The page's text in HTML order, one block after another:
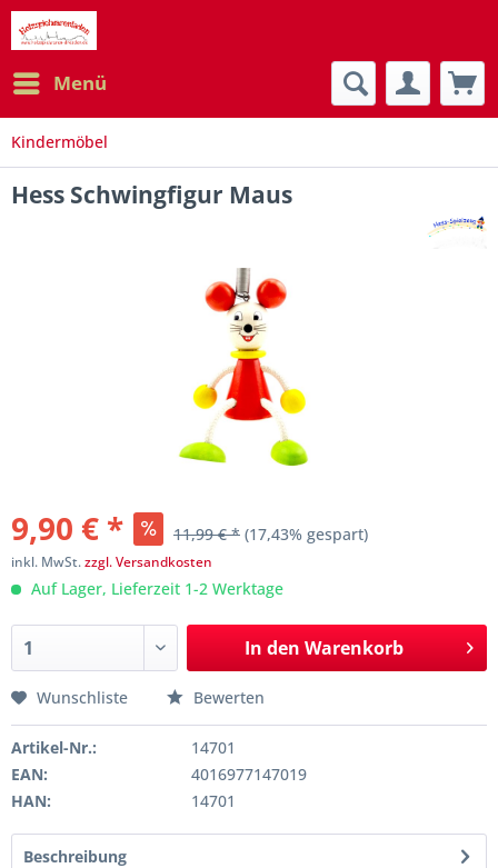
Menü
Kindermöbel
Hess Schwingfigur Maus
9,90 € * 11,99 € * (17,43% gespart)
inkl. MwSt.zzgl. Versandkosten
Auf Lager, Lieferzeit 1-2 Werktage
In den Warenkorb
Wunschliste Bewerten
Artikel-Nr.:
14701
EAN:
4016977147019
HAN:
14701
Beschreibung